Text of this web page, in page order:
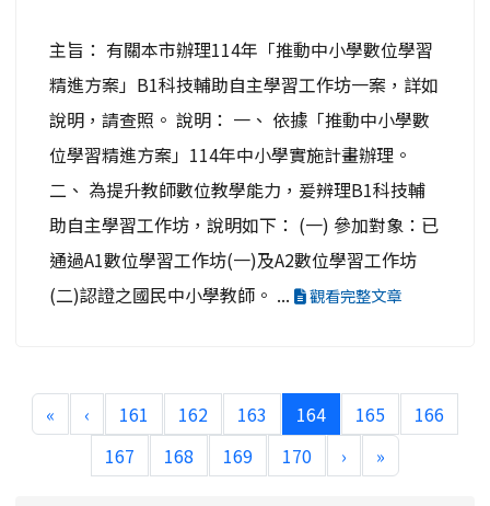
主旨： 有關本市辦理114年「推動中小學數位學習
精進方案」B1科技輔助自主學習工作坊一案，詳如
說明，請查照。 說明： 一、 依據「推動中小學數
位學習精進方案」114年中小學實施計畫辦理。
二、 為提升教師數位教學能力，爰辨理B1科技輔
助自主學習工作坊，說明如下： (一) 參加對象：已
通過A1數位學習工作坊(一)及A2數位學習工作坊
(二)認證之國民中小學教師。 ...
觀看完整文章
« ‹ 161 162 163 164(current)
165
166
167
168 169 170 › »